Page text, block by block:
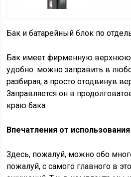
Бак и батарейный блок по
Бак имеет фирменную верхнюю
удобно: можно заправить в
разбирая, а просто отодвинув
Заправляется он в
краю бака.
Впечатления от использования
Здесь, пожалуй, можно обо
пожалуй, с самого главного в